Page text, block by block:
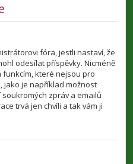
fóra, jestli nastaví, že
odesílat příspěvky. Nicméně
které nejsou pro
jako je například možnost
zpráv a emailů
trvá jen chvíli a tak vám ji